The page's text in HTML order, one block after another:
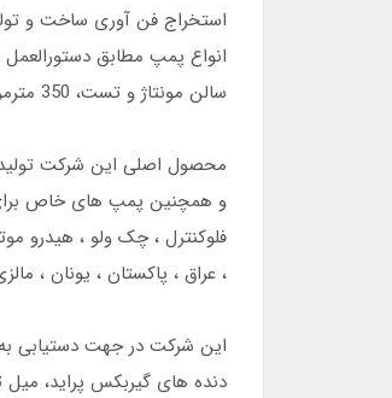
سالن مونتاژ و تست، 350 مترمربع فضای اداری و آزمایشگاه های کنترل کیفیت واقع در کیلومتر 3 جاده نائین – اصفهان بنا گردیده است.
و همچنین پمپ های خاص برای
فلوکنترل ، چک ولو ، هیدرو
، عراق ، پاکستان ، یونان ،